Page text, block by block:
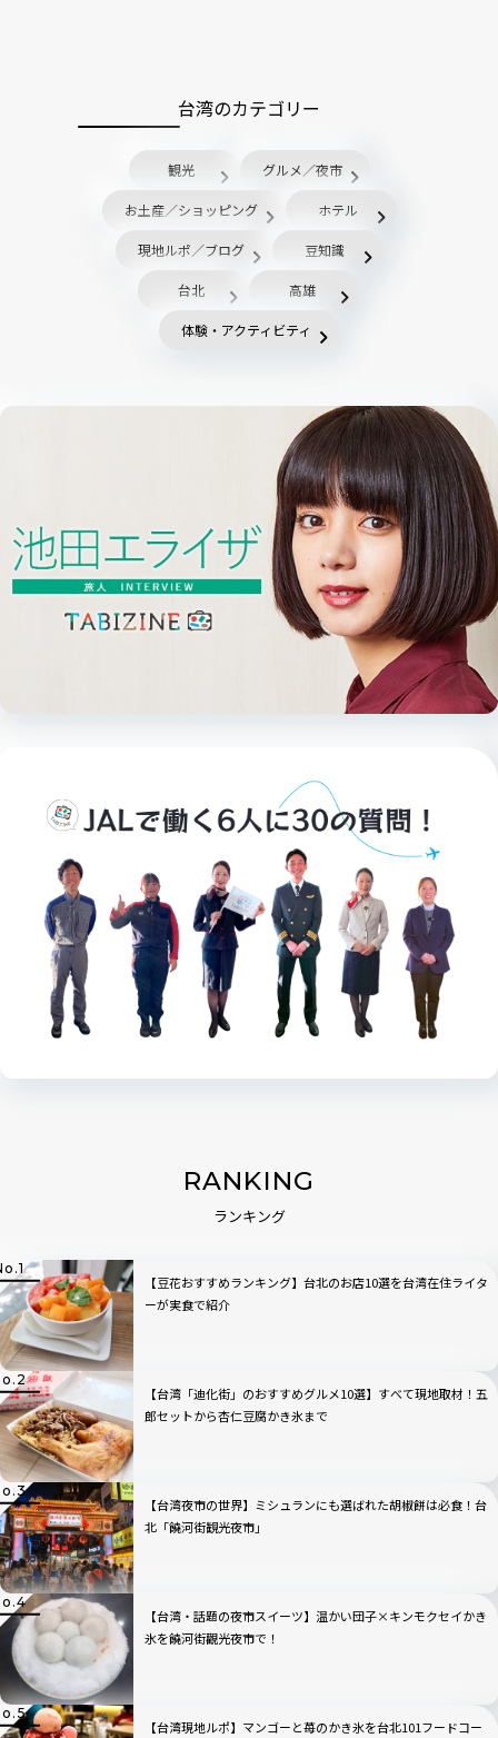
台湾のカテゴリー
観光 グルメ／夜市
お土産／ショッピング ホテル
現地ルポ／ブログ 豆知識
台北 高雄
体験・アクティビティ
RANKING
ランキング
【豆花おすすめランキング】台北のお店10選を台湾在住ライタ
ーが実食で紹介
【台湾「迪化街」のおすすめグルメ10選】すべて現地取材！五
郎セットから杏仁豆腐かき氷まで
【台湾夜市の世界】ミシュランにも選ばれた胡椒餅は必食！台
北「饒河街観光夜市」
【台湾・話題の夜市スイーツ】温かい団子×キンモクセイかき
氷を饒河街觀光夜市で！
【台湾現地ルポ】マンゴーと苺のかき氷を台北101フードコー